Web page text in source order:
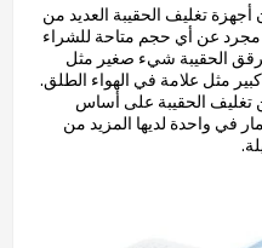
تغليف الحقيبة العديد من
مجرد عن أي حجم متاحة للشراء
الحقيبة شيء صغير مثل
مثل علامة في الهواء الطلق.
تغليف الحقيبة على أساس
في واحدة لديها المزيد من